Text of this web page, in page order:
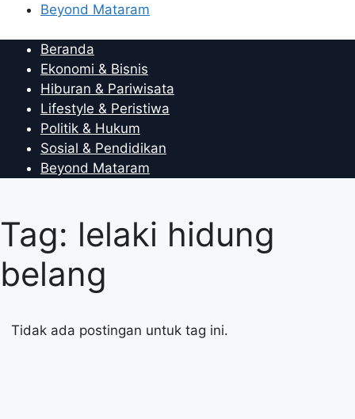
Beyond Mataram
Beranda
Ekonomi & Bisnis
Hiburan & Pariwisata
Lifestyle & Peristiwa
Politik & Hukum
Sosial & Pendidikan
Beyond Mataram
Tag: lelaki hidung
belang
Tidak ada postingan untuk tag ini.